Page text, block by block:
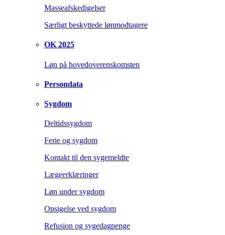
Masseafskedigelser
Særligt beskyttede lønmodtagere
OK 2025
Løn på hovedoverenskomsten
Persondata
Sygdom
Deltidssygdom
Ferie og sygdom
Kontakt til den sygemeldte
Lægeerklæringer
Løn under sygdom
Opsigelse ved sygdom
Refusion og sygedagpenge